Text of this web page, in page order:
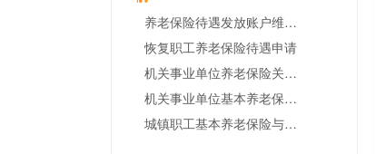
养老保险待遇发放账户维护申请
恢复职工养老保险待遇申请
机关事业单位养老保险关系转移接续申请
机关事业单位基本养老保险与城镇企业职工基本养老保险互转申请
城镇职工基本养老保险与城乡居民基本养老保险制度衔接申请